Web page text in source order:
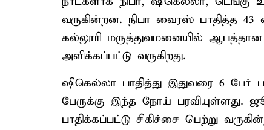
வருகின்றன. நிபா வைரஸ் பாதித்த 43
கல்லூரி மருத்துவமனையில் ஆபத்தான
அளிக்கப்பட்டு வருகிறது.
ஷிகெல்லா பாதித்து இதுவரை 6
பேருக்கு இந்த நோய் பரவியுள்ளது.
பாதிக்கப்பட்டு சிகிச்சை பெற்று